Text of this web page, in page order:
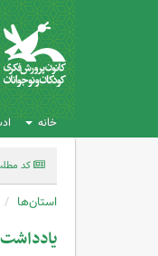
خانه
کد مطلب:
استان‌ها